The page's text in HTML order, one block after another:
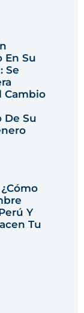
En Su
Se
Cambio
De Su
¿cómo
Y
Tu